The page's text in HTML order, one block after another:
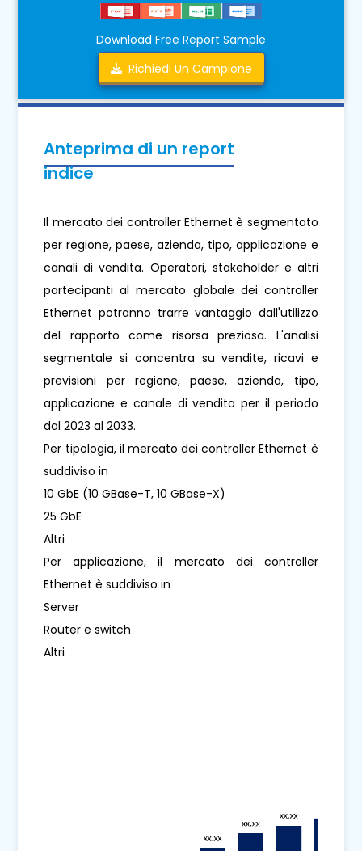
Download Free Report Sample
Richiedi Un Campione
Anteprima di un report
indice
Il mercato dei controller Ethernet è segmentato
per regione, paese, azienda, tipo, applicazione e
canali di vendita. Operatori, stakeholder e altri
partecipanti al mercato globale dei controller
Ethernet potranno trarre vantaggio dall'utilizzo
del rapporto come risorsa preziosa. L'analisi
segmentale si concentra su vendite, ricavi e
previsioni per regione, paese, azienda, tipo,
applicazione e canale di vendita per il periodo
dal 2023 al 2033.
Per tipologia, il mercato dei controller Ethernet è
suddiviso in
10 GbE (10 GBase-T, 10 GBase-X)
25 GbE
Altri
Per applicazione, il mercato dei controller
Ethernet è suddiviso in
Server
Router e switch
Altri